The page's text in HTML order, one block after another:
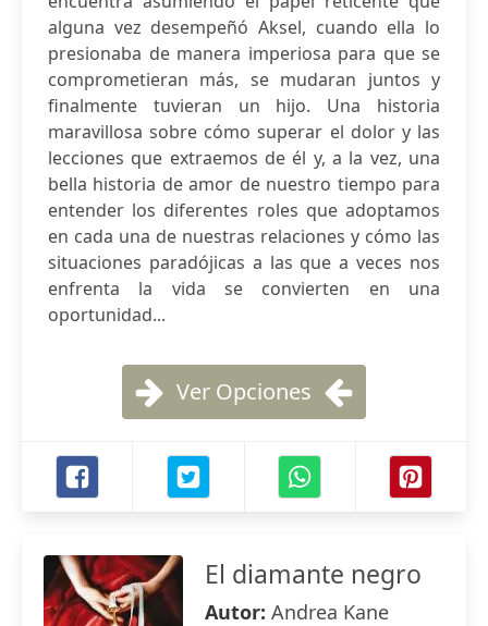
alguna vez desempeñó Aksel, cuando ella lo
presionaba de manera imperiosa para que se
comprometieran más, se mudaran juntos y
finalmente tuvieran un hijo. Una historia
maravillosa sobre cómo superar el dolor y las
lecciones que extraemos de él y, a la vez, una
bella historia de amor de nuestro tiempo para
entender los diferentes roles que adoptamos
en cada una de nuestras relaciones y cómo las
situaciones paradójicas a las que a veces nos
enfrenta la vida se convierten en una
oportunidad...
Ver Opciones
El diamante negro
Autor: Andrea Kane